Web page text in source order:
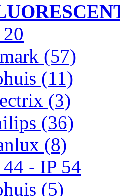
(57)
(11)
(3)
(36)
(8)
44 - IP 54
(5)